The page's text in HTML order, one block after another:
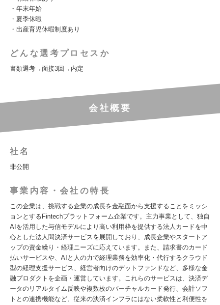
・年末年始
・夏季休暇
・出産育児休暇制度あり
どんな選考プロセスか
書類選考→面接3回→内定
会社概要
社名
非公開
事業内容・会社の特長
この企業は、挑戦する企業の成長を金融面から支援することをミッシ
ョンとするFintechプラットフォーム企業です。主力事業として、独自
AIを活用した与信モデルにより高い利用枠を提供する法人カードを中
心とした法人間決済サービスを展開しており、成長企業やスタートア
ップの資金繰り・経理ニーズに応えています。また、請求書のカード
払いサービスや、AIと人の力で経理業務を効率化・代行するクラウド
型の経理支援サービス、経営者向けのデットファンドなど、多様な金
融プロダクトを企画・運営しています。これらのサービスは、決済デ
ータのリアルタイム反映や複数枚のバーチャルカード発行、会計ソフ
トとの連携機能など、従来の決済インフラにはない柔軟性と利便性を